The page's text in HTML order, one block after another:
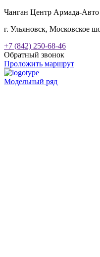
Чанган Центр Армада-Авто
г. Ульяновск, Московское
+7 (842) 250-68-46
Обратный звонок
Проложить маршрут
Модельный ряд